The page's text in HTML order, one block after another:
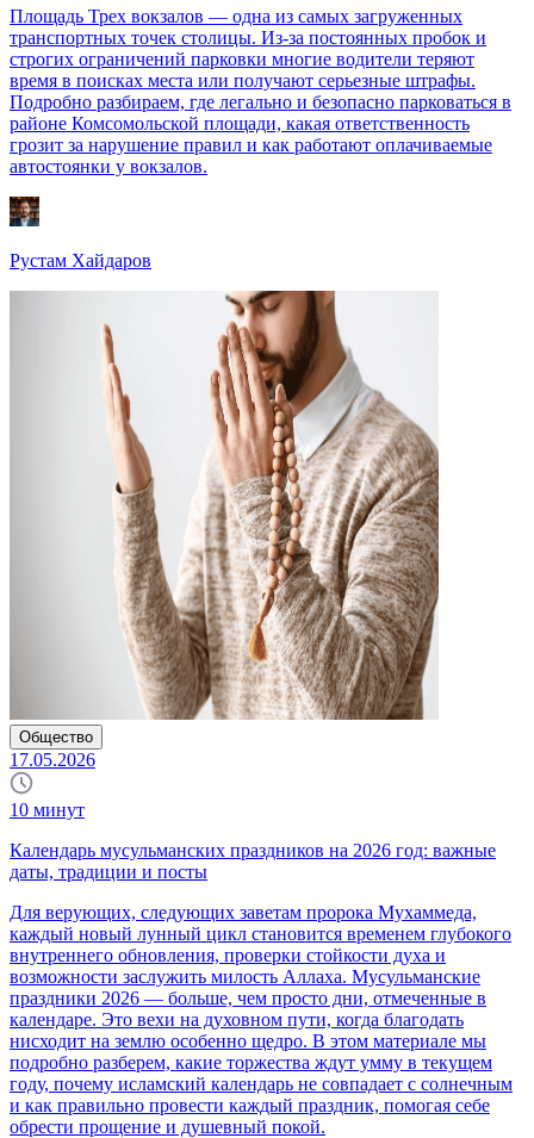
Площадь Трех вокзалов — одна из самых загруженных
транспортных точек столицы. Из-за постоянных пробок и
строгих ограничений парковки многие водители теряют
время в поисках места или получают серьезные штрафы.
Подробно разбираем, где легально и безопасно парковаться в
районе Комсомольской площади, какая ответственность
грозит за нарушение правил и как работают оплачиваемые
автостоянки у вокзалов.
Рустам Хайдаров
Общество
17.05.2026
10 минут
Календарь мусульманских праздников на 2026 год: важные
даты, традиции и посты
Для верующих, следующих заветам пророка Мухаммеда,
каждый новый лунный цикл становится временем глубокого
внутреннего обновления, проверки стойкости духа и
возможности заслужить милость Аллаха. Мусульманские
праздники 2026 — больше, чем просто дни, отмеченные в
календаре. Это вехи на духовном пути, когда благодать
нисходит на землю особенно щедро. В этом материале мы
подробно разберем, какие торжества ждут умму в текущем
году, почему исламский календарь не совпадает с солнечным
и как правильно провести каждый праздник, помогая себе
обрести прощение и душевный покой.